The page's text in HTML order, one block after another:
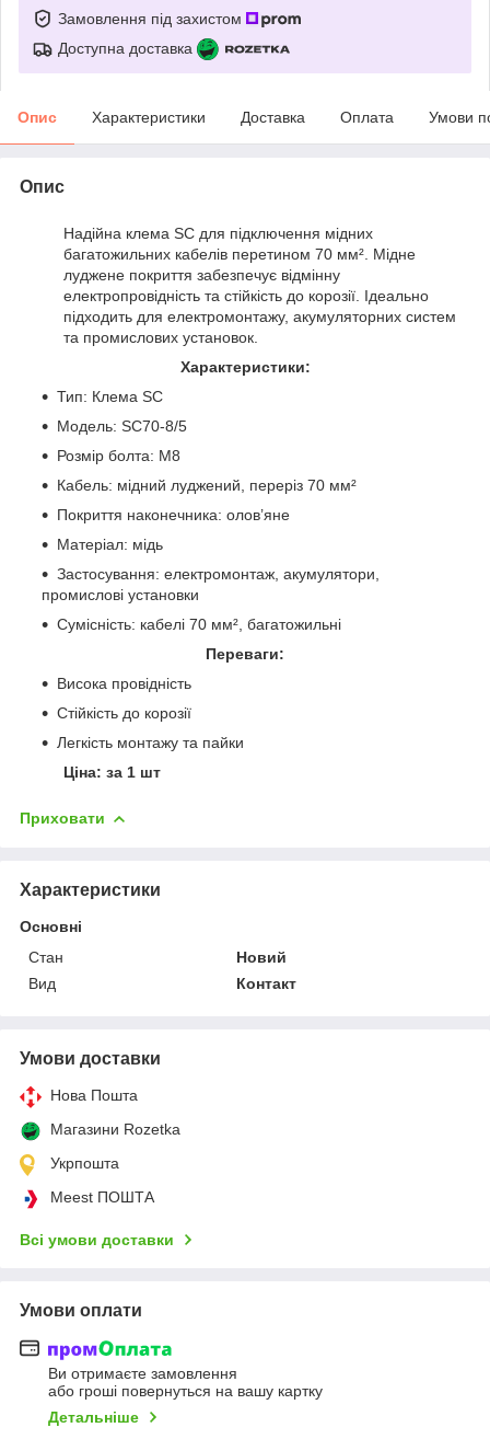
Замовлення під захистом
Доступна доставка
Опис Характеристики Доставка Оплата Умови
Опис
Надійна клема SC для підключення мідних
багатожильних кабелів перетином 70 мм². Мідне
луджене покриття забезпечує відмінну
електропровідність та стійкість до корозії. Ідеально
підходить для електромонтажу, акумуляторних систем
та промислових установок.
Характеристики:
Тип: Клема SC
Модель: SC70-8/5
Розмір болта: M8
Кабель: мідний луджений, переріз 70 мм²
Покриття наконечника: олов’яне
Матеріал: мідь
Застосування: електромонтаж, акумулятори,
промислові установки
Сумісність: кабелі 70 мм², багатожильні
Переваги:
Висока провідність
Стійкість до корозії
Легкість монтажу та пайки
Ціна: за 1 шт
Приховати
Характеристики
Основні
Стан
Новий
Вид
Контакт
Умови доставки
Нова Пошта
Магазини Rozetka
Укрпошта
Meest ПОШТА
Всі умови доставки
Умови оплати
Ви отримаєте замовлення
або гроші повернуться на вашу картку
Детальніше